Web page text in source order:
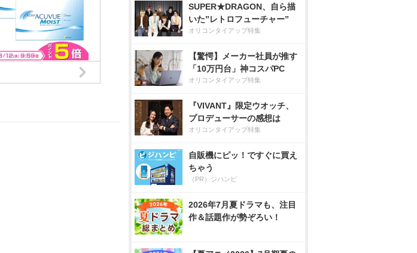
SUPER★DRAGON、自ら描
いた”レトロフューチャー”
オリコンタイアップ特集
【驚愕】メーカー社員が推す
「10万円台」神コスパPC
オリコンタイアップ特集
『VIVANT』限定ウオッチ、
プロデューサーの感想は
オリコンタイアップ特集
自販機にピッ！ですぐに買え
ちゃう
（PR）ジハンピ
2026年7月夏ドラマも、注目
作＆話題作が勢ぞろい！